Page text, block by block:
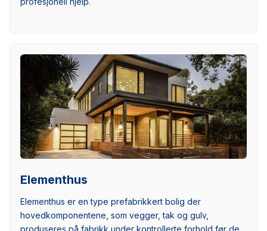
Elementhus
Elementhus er en type prefabrikkert bolig der
hovedkomponentene, som vegger, tak og gulv,
produseres på fabrikk under kontrollerte forhold før de